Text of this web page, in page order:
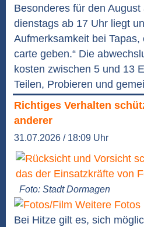
Besonderes für den August
dienstags ab 17 Uhr liegt
Aufmerksamkeit bei
carte geben.“ Die
kosten zwischen 5 und 13
Teilen, Probieren und
Richtiges Verhalten
anderer
31.07.2026 / 18:09 Uhr
Foto: Stadt Dormagen
Weitere Fotos
Bei Hitze gilt es, sich